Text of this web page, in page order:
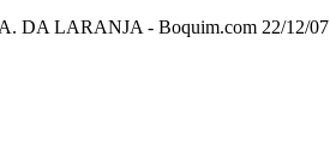
LARANJA - Boquim.com 22/12/07